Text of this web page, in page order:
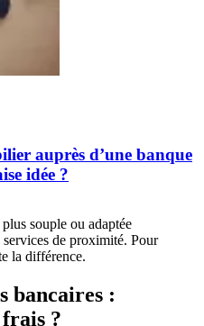
auprès d’une banque
idée ?
souple ou adaptée
de proximité. Pour
la différence.
bancaires :
?